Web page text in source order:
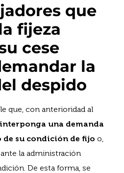
que
fijeza
cese
la
despido
que, con anterioridad al
una demanda
su condición de fijo o,
la administración
De esta forma, se